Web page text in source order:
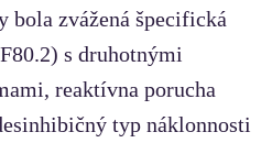
bola zvážená špecifická
s druhotnými
reaktívna porucha
typ náklonnosti